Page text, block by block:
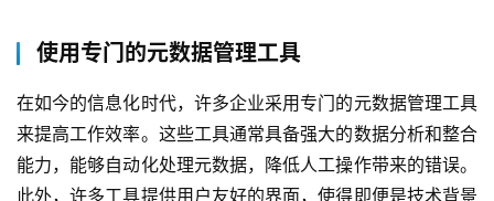
活
动
产
使用专门的元数据管理工具
在如今的信息化时代，许多企业采用专门的元数据管理工具
来提高工作效率。这些工具通常具备强大的数据分析和整合
能力，能够自动化处理元数据，降低人工操作带来的错误。
此外，许多工具提供用户友好的界面，使得即便是技术背景